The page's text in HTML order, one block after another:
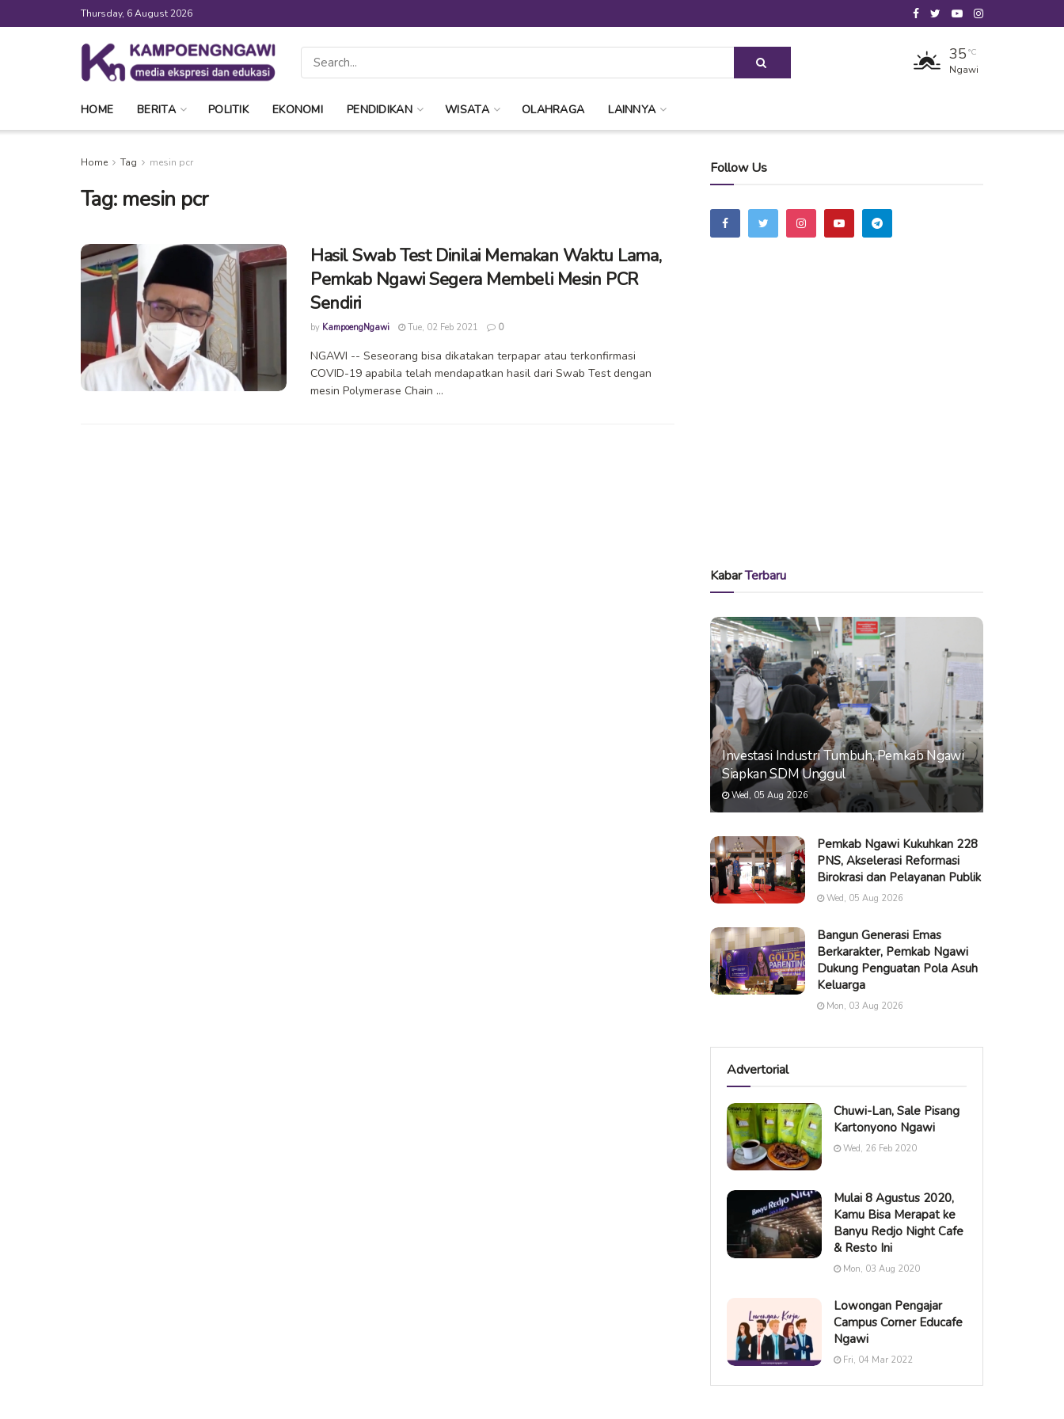
Thursday, 6 August 2026
35 °C
Ngawi
HOME BERITA POLITIK EKONOMI PENDIDIKAN WISATA OLAHRAGA LAINNYA
Home Tag mesin pcr
Tag: mesin pcr
Hasil Swab Test Dinilai Memakan Waktu Lama,
Pemkab Ngawi Segera Membeli Mesin PCR
Sendiri
by KampoengNgawi Tue, 02 Feb 2021 0
NGAWI -- Seseorang bisa dikatakan terpapar atau terkonfirmasi
COVID-19 apabila telah mendapatkan hasil dari Swab Test dengan
mesin Polymerase Chain ...
Follow Us
KabarTerbaru
Investasi Industri Tumbuh, Pemkab Ngawi
Siapkan SDM Unggul
Wed, 05 Aug 2026
Pemkab Ngawi Kukuhkan 228
PNS, Akselerasi Reformasi
Birokrasi dan Pelayanan Publik
Wed, 05 Aug 2026
Bangun Generasi Emas
Berkarakter, Pemkab Ngawi
Dukung Penguatan Pola Asuh
Keluarga
Mon, 03 Aug 2026
Advertorial
Chuwi-Lan, Sale Pisang
Kartonyono Ngawi
Wed, 26 Feb 2020
Mulai 8 Agustus 2020,
Kamu Bisa Merapat ke
Banyu Redjo Night Cafe
& Resto Ini
Mon, 03 Aug 2020
Lowongan Pengajar
Campus Corner Educafe
Ngawi
Fri, 04 Mar 2022